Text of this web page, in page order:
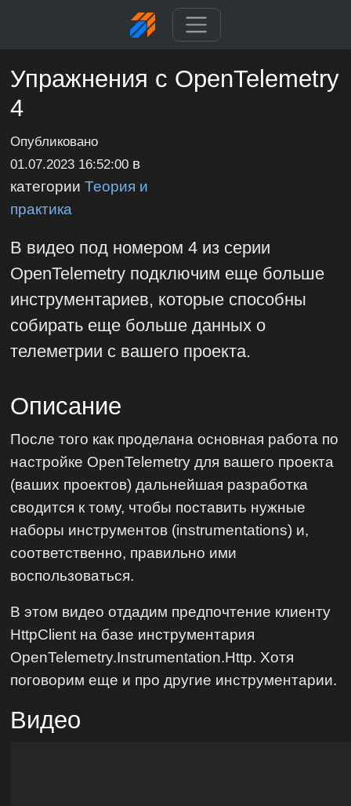
Упражнения с OpenTelemetry
4
Опубликовано
01.07.2023 16:52:00 в
категорииТеория и
практика
В видео под номером 4 из серии
OpenTelemetry подключим еще больше
инструментариев, которые способны
собирать еще больше данных о
телеметрии с вашего проекта.
Описание
После того как проделана основная работа по
настройке OpenTelemetry для вашего проекта
(ваших проектов) дальнейшая разработка
сводится к тому, чтобы поставить нужные
наборы инструментов (instrumentations) и,
соответственно, правильно ими
воспользоваться.
В этом видео отдадим предпочтение клиенту
HttpClient на базе инструментария
OpenTelemetry.Instrumentation.Http. Хотя
поговорим еще и про другие инструментарии.
Видео